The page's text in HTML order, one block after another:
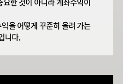
을 어떻게 꾸준히 올려 가는
니다.